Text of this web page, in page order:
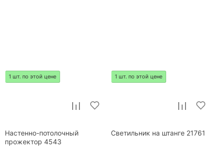
1 шт. по этой цене
Настенно-потолочный
прожектор 4543
1 шт. по этой цене
Светильник на штанге 21761